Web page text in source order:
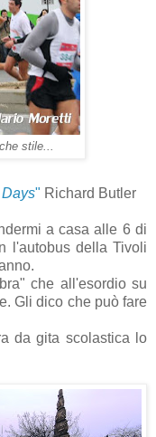
stile...
" Richard Butler
a casa alle 6 di
l'autobus della Tivoli
che all'esordio su
Gli dico che può fare
da gita scolastica lo